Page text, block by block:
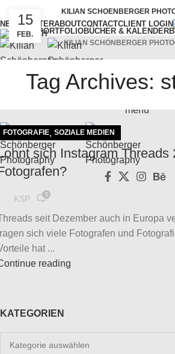
KILIAN SCHOENBERGER
NEWSLETTERABOUTCONTACTCLIENT LOGIN
KILIAN SCHÖNBERGER
PORTFOLIOBÜCHER & KALENDER
WORKSHOPSVORTRÄGE
menu
Tag Archives:
15
FEB.
FOTOGRAFIE, SOZIALE MEDIEN
sich Instagram Threads
KSP 0
seit Dezember auch in Europa
sich viele Fotografen und
hat ...
reading
KATEGORIEN
Kategorien